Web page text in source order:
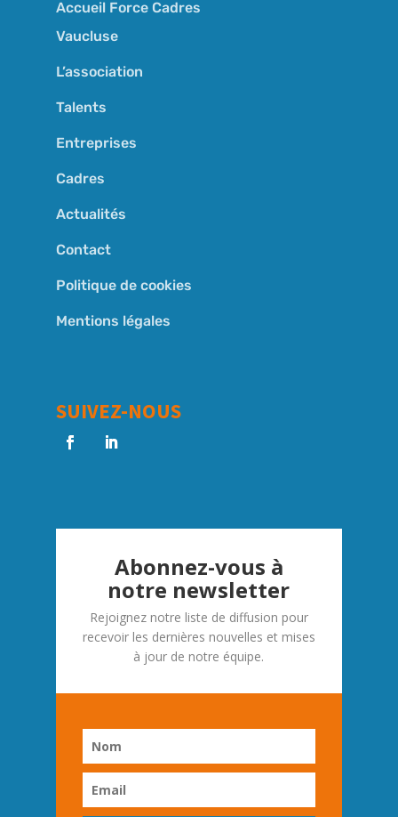
Accueil Force Cadres
Vaucluse
L’association
Talents
Entreprises
Cadres
Actualités
Contact
Politique de cookies
Mentions légales
SUIVEZ-NOUS
Abonnez-vous à
notre newsletter
Rejoignez notre liste de diffusion pour
recevoir les dernières nouvelles et mises
à jour de notre équipe.